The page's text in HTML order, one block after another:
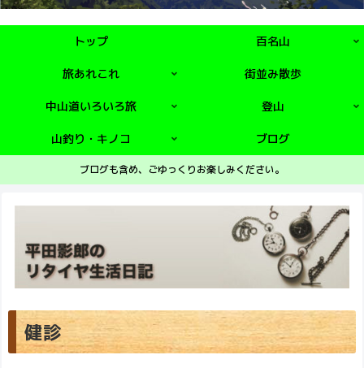
トップ 百名山
旅あれこれ 街並み散歩
中山道いろいろ旅 登山
山釣り・キノコ ブログ
ブログも含め、ごゆっくりお楽しみください。
健診